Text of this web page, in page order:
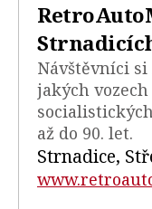
Návštěvníci
jakých
až do 90. let.
Strnadice,